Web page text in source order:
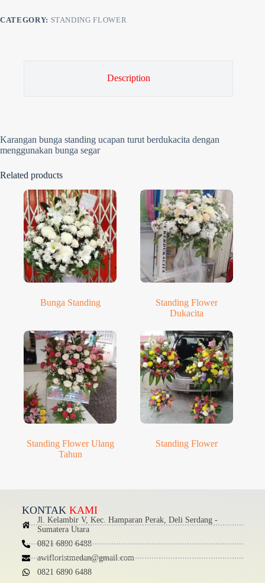
CATEGORY: STANDING FLOWER
Description
Karangan bunga standing ucapan turut berdukacita dengan
menggunakan bunga segar
Related products
Bunga Standing
Standing Flower
Dukacita
Standing Flower Ulang
Tahun
Standing Flower
KONTAK KAMI
Jl. Kelambir V, Kec. Hamparan Perak, Deli Serdang -
Sumatera Utara
0821 6890 6488
awifloristmedan@gmail.com
0821 6890 6488